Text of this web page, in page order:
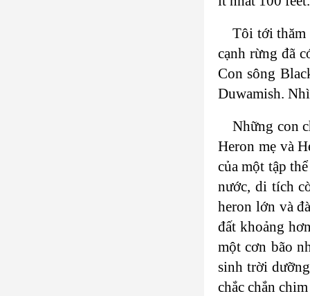
Tôi tới thăm
cạnh rừng đã
Con sông
Duwamish.
Những con
Heron mẹ và
của một tập
nước, di tích
heron lớn và
đất khoảng
một cơn bão
sinh trời
chắc chắn